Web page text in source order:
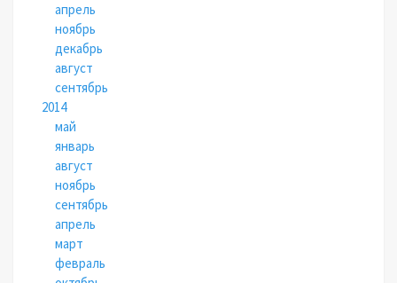
апрель
ноябрь
декабрь
август
сентябрь
2014
май
январь
август
ноябрь
сентябрь
апрель
март
февраль